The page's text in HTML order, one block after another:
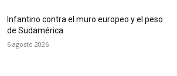
Infantino contra el muro europeo y el peso
de Sudamérica
6 agosto 2026